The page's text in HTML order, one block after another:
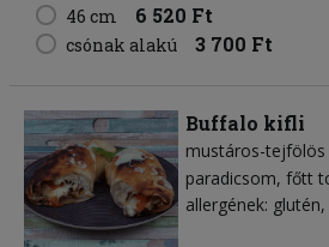
46 cm 6 520 Ft
csónak alakú 3 700 Ft
Buffalo kifli
mustáros-tejfölös
paradicsom főtt
allergének: